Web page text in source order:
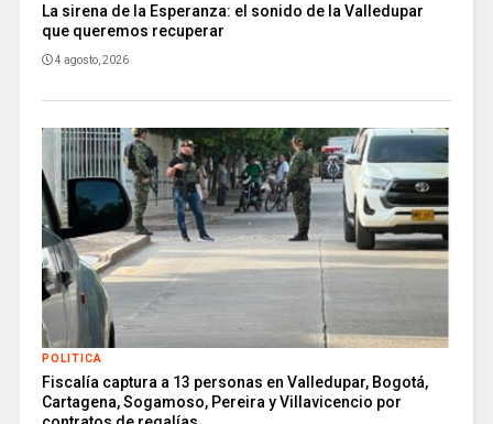
La sirena de la Esperanza: el sonido de la Valledupar
que queremos recuperar
4 agosto, 2026
POLITICA
Fiscalía captura a 13 personas en Valledupar, Bogotá,
Cartagena, Sogamoso, Pereira y Villavicencio por